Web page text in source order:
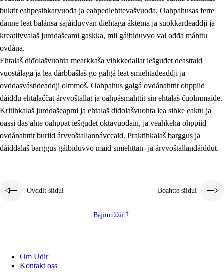
1.6 Demokratiija ja mielváikkuheapmi
buktit eahpesihkarvuođa ja eahpediehttevašvuođa. Oahpahusas ferte
danne leat balánsa sajáiduvvan diehtaga áktema ja suokkardeaddji ja
kreatiivvalaš jurddašeami gaskka, mii gáibiduvvo vai ođđa máhttu
ovdána.
Ehtalaš diđolašvuohta mearkkaša vihkkedallat iešguđet deasttaid
vuostálaga ja lea dárbbašlaš go galgá leat smiehtadeaddji ja
ovddasvástideaddji olmmoš. Oahpahus galgá ovdánahttit ohppiid
dáiddu ehtalaččat árvvoštallat ja oahpásmahttit sin ehtalaš čuolmmaide.
Kritihkalaš jurddašeapmi ja ehtalaš diđolašvuohta lea sihke eaktu ja
oassi das ahte oahppat iešguđet oktavuođain, ja veahkeha ohppiid
ovdánahttit buriid árvvoštallannávccaid. Praktihkalaš barggus ja
dáiddalaš barggus gáibiduvvo maid smiehttan- ja árvvoštallandáiddut.
Ovddit siidui Boahtte siidui
Bajimužžii
Om Udir
Kontakt oss